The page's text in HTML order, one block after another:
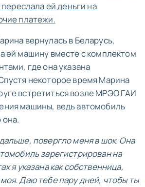
ей деньги на
платежи.
вернулась в Беларусь,
ей машину вместе с комплектом
где она указана
некоторое время Марина
встретиться возле МРЭО ГАИ
машины, ведь автомобиль
она.
повергло меня в шок. Она
зарегистрирован на
я указана как собственница,
Даю тебе пару дней, чтобы ты